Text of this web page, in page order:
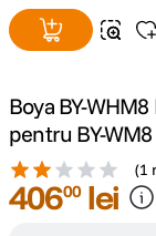
Boya BY-
pentru BY-WM8
(1
40600 lei